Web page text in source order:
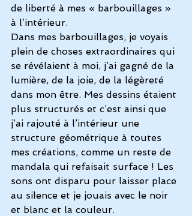
de liberté à mes « barbouillages »
à l’intérieur.
Dans mes barbouillages, je voyais
plein de choses extraordinaires qui
se révélaient à moi, j’ai gagné de la
lumière, de la joie, de la légèreté
dans mon être. Mes dessins étaient
plus structurés et c’est ainsi que
j’ai rajouté à l’intérieur une
structure géométrique à toutes
mes créations, comme un reste de
mandala qui refaisait surface ! Les
sons ont disparu pour laisser place
au silence et je jouais avec le noir
et blanc et la couleur.